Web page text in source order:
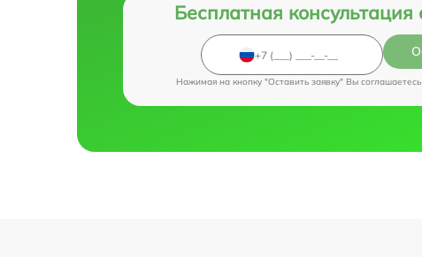
Бесплатная
Нажимая на кнопку "Оставить заявку" Вы